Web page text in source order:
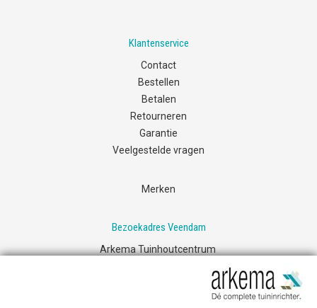
Klantenservice
Contact
Bestellen
Betalen
Retourneren
Garantie
Veelgestelde vragen
Merken
Bezoekadres Veendam
Arkema Tuinhoutcentrum